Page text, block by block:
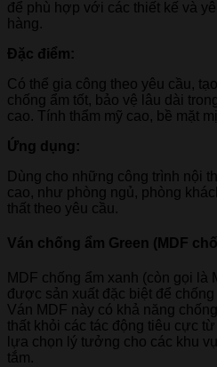
để phù hợp với các thiết kế và
hàng.
Đặc điểm:
Có thể gia công theo yêu cầu,
chống ẩm tốt, bảo vệ lâu dài
cao. Tính thẩm mỹ cao, bề mặt
Ứng dụng:
Dùng cho những công trình nội
cao, như phòng ngủ, phòng
thất theo yêu cầu.
Ván chống ẩm Green (MDF
MDF chống ẩm xanh (còn gọi là
được sản xuất đặc biệt để
Ván MDF này có khả năng
thất khỏi các tác động tiêu cực
lựa chọn lý tưởng cho các khu
tắm.